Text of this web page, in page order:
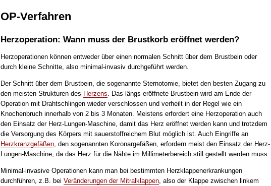
OP-Verfahren
Herzoperation: Wann muss der Brustkorb eröffnet werden?
Herzoperationen können entweder über einen normalen Schnitt über dem Brustbein oder
durch kleine Schnitte, also minimal-invasiv durchgeführt werden.
Der Schnitt über dem Brustbein, die sogenannte Sternotomie, bietet den besten Zugang zu
den meisten Strukturen des Herzens . Das längs eröffnete Brustbein wird am Ende der
Operation mit Drahtschlingen wieder verschlossen und verheilt in der Regel wie ein
Knochenbruch innerhalb von 2 bis 3 Monaten. Meistens erfordert eine Herzoperation auch
den Einsatz der Herz-Lungen-Maschine, damit das Herz eröffnet werden kann und trotzdem
die Versorgung des Körpers mit sauerstoffreichem Blut möglich ist. Auch Eingriffe an
Herzkranzgefäßen, den sogenannten Koronargefäßen, erfordern meist den Einsatz der Herz-
Lungen-Maschine, da das Herz für die Nähte im Millimeterbereich still gestellt werden muss.
Minimal-invasive Operationen kann man bei bestimmten Herzklappenerkrankungen
durchführen, z.B. bei Veränderungen der Mitralklappen, also der Klappe zwischen linkem